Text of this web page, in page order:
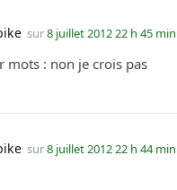
sur8 juillet 2012 22 h 45 min
mots : non je crois pas
sur8 juillet 2012 22 h 44 min